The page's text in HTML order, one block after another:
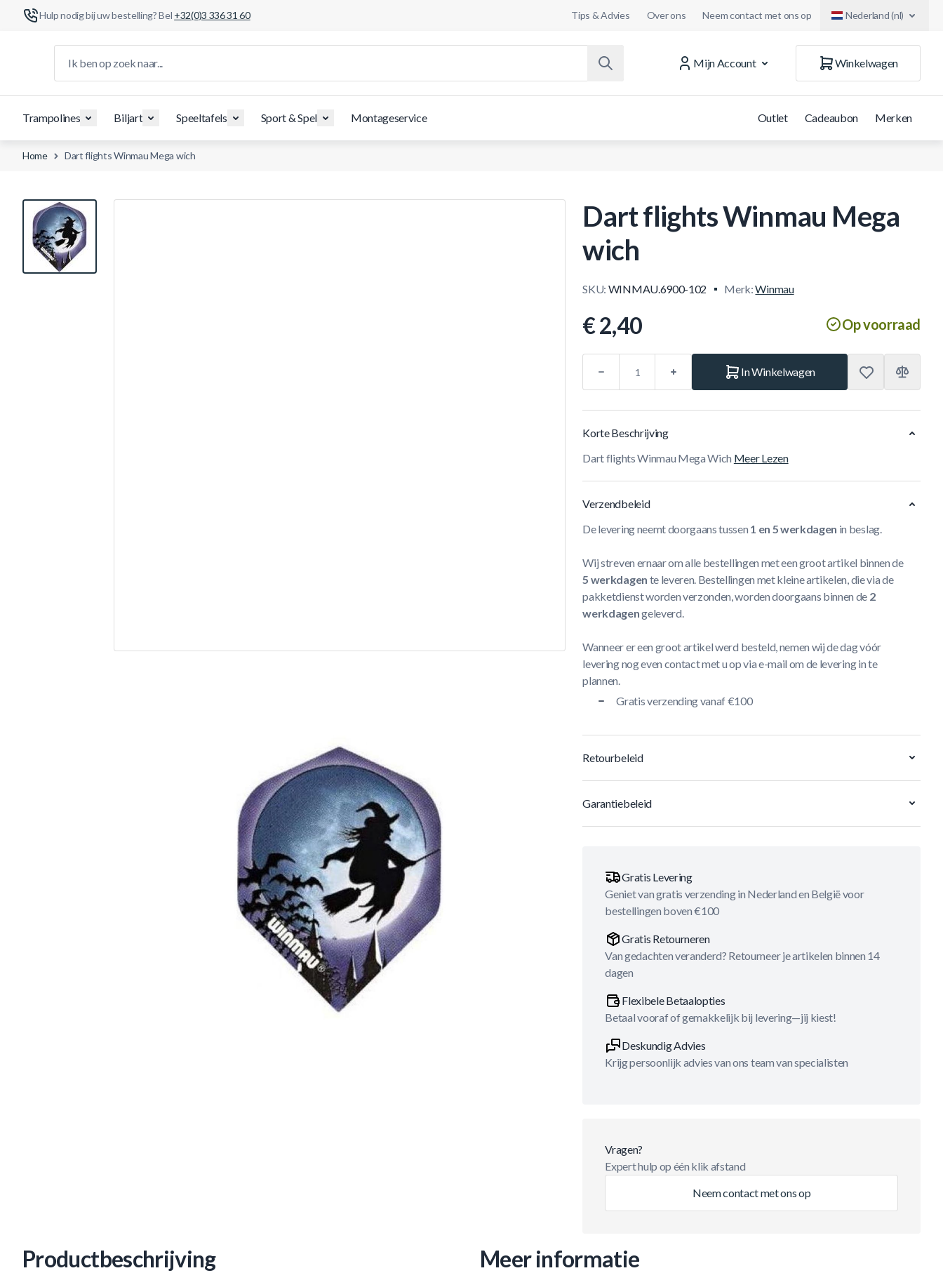
Hulp nodig bij uw bestelling? Bel +32(0)3 336 31 60 Tips & Advies Over ons Neem contact met ons op Nederland (nl)
Mijn Account
Winkelwagen
Trampolines Biljart Speeltafels Sport & Spel Montageservice Outlet Cadeaubon Merken
Home Dart flights Winmau Mega wich
View larger image
Dart flights Winmau Mega
wich
SKU: WINMAU.6900-102 Merk:Winmau
€ 2,40 Op voorraad
In Winkelwagen
Korte Beschrijving
Dart flights Winmau Mega Wich Meer Lezen
Verzendbeleid
De levering neemt doorgaans tussen 1 en 5 werkdagen in beslag.
Wij streven ernaar om alle bestellingen met een groot artikel binnen de
5 werkdagen te leveren. Bestellingen met kleine artikelen, die via de
pakketdienst worden verzonden, worden doorgaans binnen de 2
werkdagengeleverd.
Wanneer er een groot artikel werd besteld, nemen wij de dag vóór
levering nog even contact met u op via e-mail om de levering in te
plannen.
Gratis verzending vanaf €100
Retourbeleid
Garantiebeleid
Gratis Levering
Geniet van gratis verzending in Nederland en België voor
bestellingen boven €100
Gratis Retourneren
Van gedachten veranderd? Retourneer je artikelen binnen 14
dagen
Flexibele Betaalopties
Betaal vooraf of gemakkelijk bij levering—jij kiest!
Deskundig Advies
Krijg persoonlijk advies van ons team van specialisten
Vragen?
Expert hulp op één klik afstand
Neem contact met ons op
Productbeschrijving Meer informatie